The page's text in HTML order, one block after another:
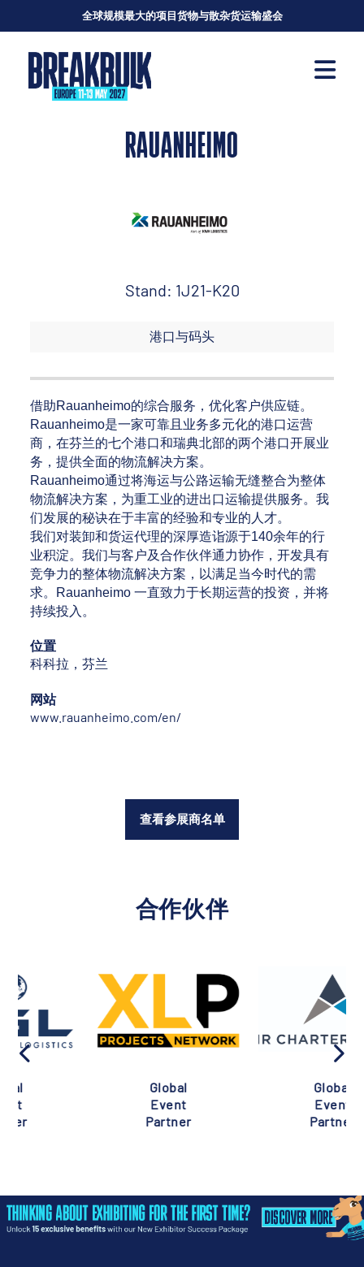
全球规模最大的项目货物与散杂货运输盛会
RAUANHEIMO
Stand: 1J21-K20
港口与码头
借助Rauanheimo的综合服务，优化客户供应链。
Rauanheimo是一家可靠且业务多元化的港口运营
商，在芬兰的七个港口和瑞典北部的两个港口开展业
务，提供全面的物流解决方案。
Rauanheimo通过将海运与公路运输无缝整合为整体
物流解决方案，为重工业的进出口运输提供服务。我
们发展的秘诀在于丰富的经验和专业的人才。
我们对装卸和货运代理的深厚造诣源于140余年的行
业积淀。我们与客户及合作伙伴通力协作，开发具有
竞争力的整体物流解决方案，以满足当今时代的需
求。Rauanheimo 一直致力于长期运营的投资，并将
持续投入。
位置
科科拉，芬兰
网站
www.rauanheimo.com/en/
查看参展商名单
合作伙伴